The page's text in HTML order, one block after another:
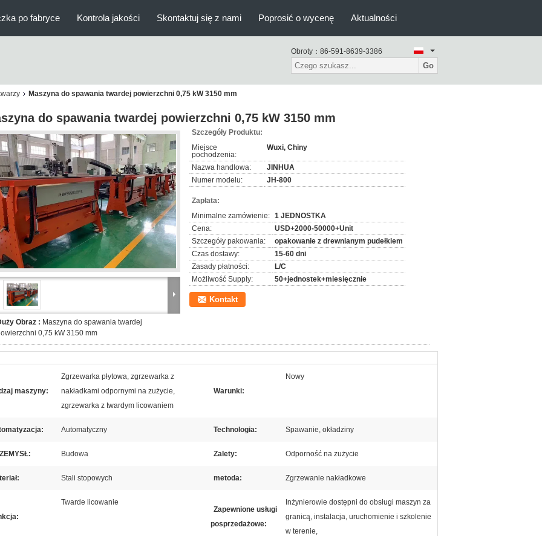
po fabryce Kontrola jakości Skontaktuj się z nami Poprosić o wycenę Aktualności
Obroty： 86-591-8639-3386
Go
Maszyna do spawania twardej powierzchni 0,75 kW 3150 mm
do spawania twardej powierzchni 0,75 kW 3150 mm
Obraz : Maszyna do spawania twardej
0,75 kW 3150 mm
Szczegóły Produktu:
Miejsce
pochodzenia:
Wuxi, Chiny
Nazwa handlowa:
JINHUA
Numer modelu:
JH-800
Zapłata:
Minimalne zamówienie: 1 JEDNOSTKA
Cena:
USD+2000-50000+Unit
Szczegóły pakowania:
opakowanie z drewnianym pudełkiem
Czas dostawy:
15-60 dni
Zasady płatności:
L/C
Możliwość Supply:
50+jednostek+miesięcznie
Kontakt
maszyny:
Zgrzewarka płytowa, zgrzewarka z
nakładkami odpornymi na zużycie,
zgrzewarka z twardym licowaniem
Warunki:
Nowy
Automatyczny Technologia: Spawanie, okładziny
Budowa Zalety: Odporność na zużycie
Stali stopowych metoda: Zgrzewanie nakładkowe
Twarde licowanie
Zapewnione usługi
posprzedażowe:
Inżynierowie dostępni do obsługi maszyn za
granicą, instalacja, uruchomienie i szkolenie
w terenie,